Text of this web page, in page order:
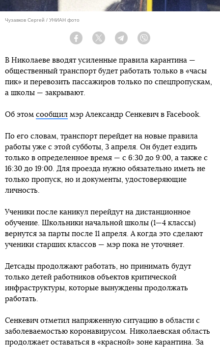
Чузавков Сергей / УНИАН фото
Facebook Twitter Telegram
В Николаеве вводят усиленные правила карантина —
общественный транспорт будет работать только в «часы
пик» и перевозить пассажиров только по спецпропускам,
а школы — закрывают.
Об этом сообщил мэр Александр Сенкевич в Facebook.
По его словам, транспорт перейдет на новые правила
работы уже с этой субботы, 3 апреля. Он будет ездить
только в определенное время — с 6:30 до 9:00, а также с
16:30 до 19:00. Для проезда нужно обязательно иметь не
только пропуск, но и документы, удостоверяющие
личность.
Ученики после каникул перейдут на дистанционное
обучение. Школьники начальной школы (1—4 классы)
вернутся за парты после 11 апреля. А когда это сделают
ученики старших классов — мэр пока не уточняет.
Детсады продолжают работать, но принимать будут
только детей работников объектов критической
инфраструктуры, которые вынуждены продолжать
работать.
Сенкевич отметил напряженную ситуацию в области с
заболеваемостью коронавирусом. Николаевская область
продолжает оставаться в «красной» зоне карантина. За